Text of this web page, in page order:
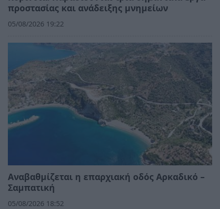
προστασίας και ανάδειξης μνημείων
05/08/2026 19:22
Αναβαθμίζεται η επαρχιακή οδός Αρκαδικό –
Σαμπατική
05/08/2026 18:52